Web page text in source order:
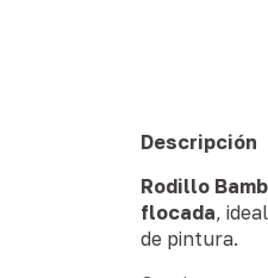
Descripción
Rodillo
flocada,
de pintura.